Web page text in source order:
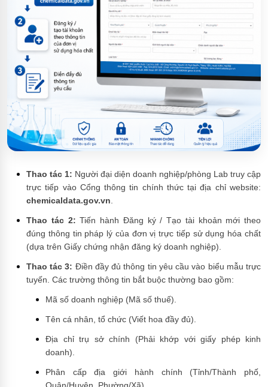
Thao tác 1: Người đại diện doanh nghiệp/phòng Lab truy cập
trực tiếp vào Cổng thông tin chính thức tại địa chỉ website:
chemicaldata.gov.vn
Thao tác 2: Tiến hành Đăng ký / Tạo tài khoản mới theo
đúng thông tin pháp lý của đơn vị trực tiếp sử dụng hóa chất
(dựa trên Giấy chứng nhận đăng ký doanh nghiệp).
Thao tác 3: Điền đầy đủ thông tin yêu cầu vào biểu mẫu trực
tuyến. Các trường thông tin bắt buộc thường bao gồm:
Mã số doanh nghiệp (Mã số thuế).
Tên cá nhân, tổ chức (Viết hoa đầy đủ).
Địa chỉ trụ sở chính (Phải khớp với giấy phép kinh
doanh).
Phân cấp địa giới hành chính (Tỉnh/Thành phố,
Quận/Huyện, Phường/Xã).